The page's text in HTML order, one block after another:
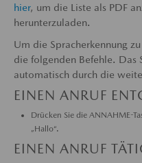
hier, um die Liste als PDF
herunterzuladen.
Um die Spracherkennung
die folgenden Befehle. Das
automatisch durch die
EINEN ANRUF
Drücken Sie die ANNAHME-
„Hallo“.
EINEN ANRUF